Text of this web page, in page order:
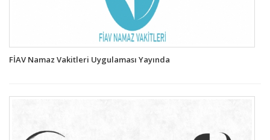
FİAV Namaz Vakitleri Uygulaması Yayında